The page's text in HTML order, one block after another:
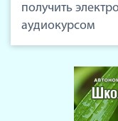
получить
аудиокурсом